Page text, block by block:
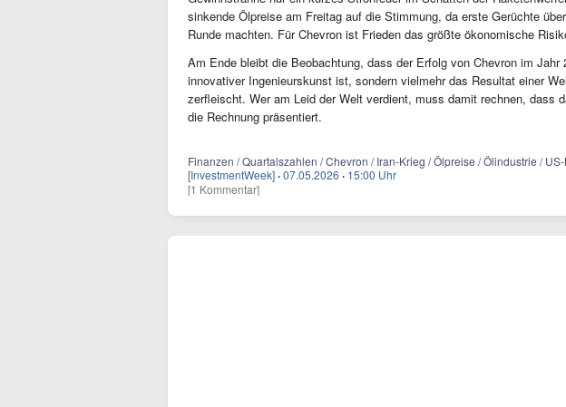
sinkende Ölpreise am Freitag auf die Stimmung, da erste Gerüchte
Runde machten. Für Chevron ist Frieden das größte ökonomische
Am Ende bleibt die Beobachtung, dass der Erfolg von Chevron im Jahr
innovativer Ingenieurskunst ist, sondern vielmehr das Resultat einer
zerfleischt. Wer am Leid der Welt verdient, muss damit rechnen, dass
die Rechnung präsentiert.
Finanzen / Quartalszahlen / Chevron / Iran-Krieg / Ölpreise / Ölindustrie /
[InvestmentWeek] ·07.05.2026 · 15:00 Uhr
[1 Kommentar]